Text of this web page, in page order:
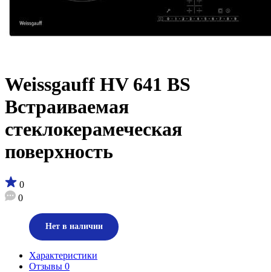
Weissgauff HV 641 BS
Встраиваемая
стеклокерамеческая
поверхность
0
0
Нет в наличии
Характеристики
Отзывы 0